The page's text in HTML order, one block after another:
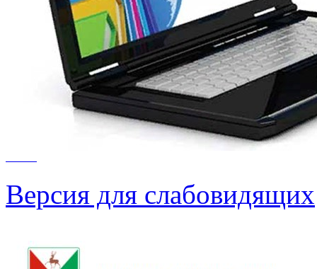
Версия для слабовидящих